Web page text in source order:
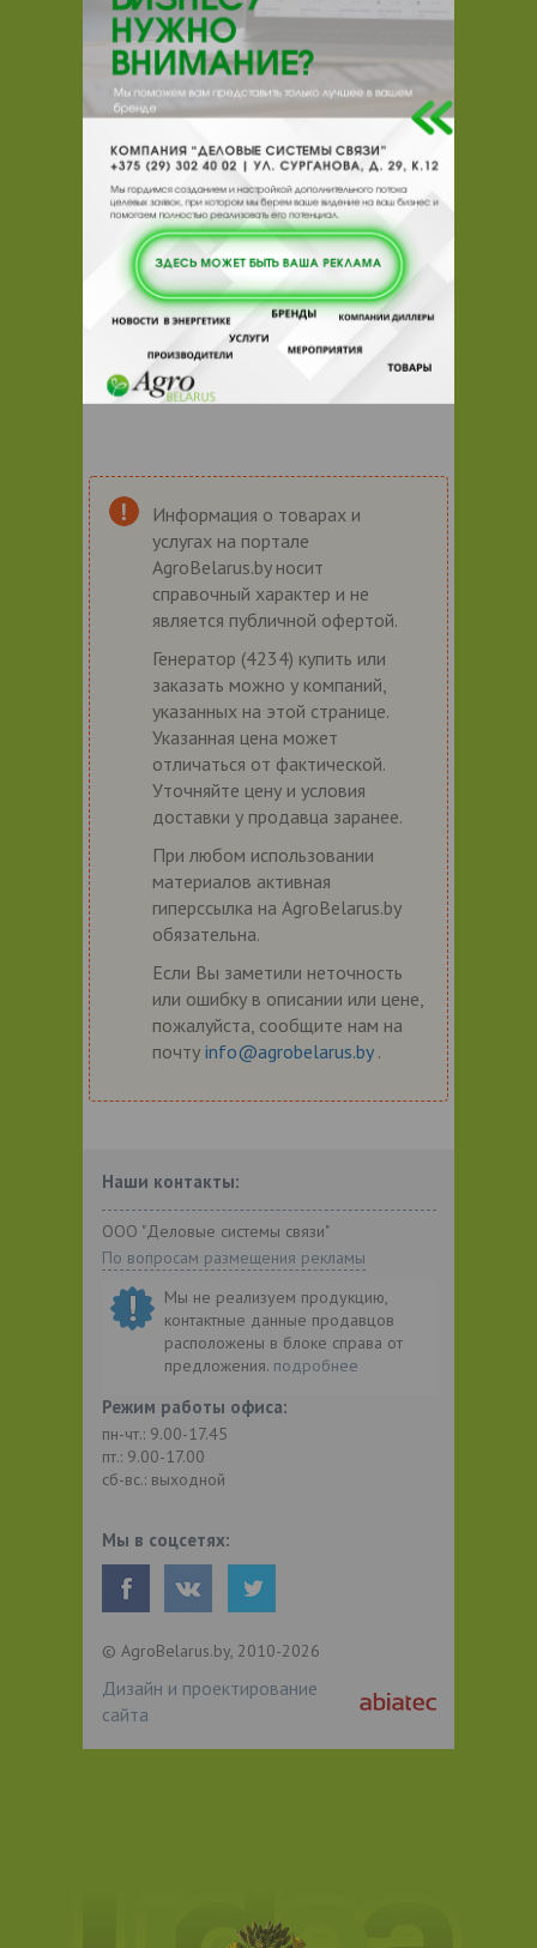
Информация о товарах и
услугах на портале
AgroBelarus.by носит
справочный характер и не
является публичной офертой.
Генератор (4234) купить или
заказать можно у компаний,
указанных на этой странице.
Указанная цена может
отличаться от фактической.
Уточняйте цену и условия
доставки у продавца заранее.
При любом использовании
материалов активная
гиперссылка на AgroBelarus.by
обязательна.
Если Вы заметили неточность
или ошибку в описании или цене,
пожалуйста, сообщите нам на
почту info@agrobelarus.by .
Наши контакты:
ООО "Деловые системы связи"
По вопросам размещения рекламы
Мы не реализуем продукцию,
контактные данные продавцов
расположены в блоке справа от
предложения. подробнее
Режим работы офиса:
пн-чт.: 9.00-17.45
пт.: 9.00-17.00
сб-вс.: выходной
Мы в соцсетях:
© AgroBelarus.by, 2010-2026
Дизайн и проектирование
сайта